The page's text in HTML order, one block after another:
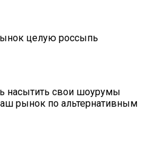
целую россыпь
насытить свои шоурумы
рынок по альтернативным